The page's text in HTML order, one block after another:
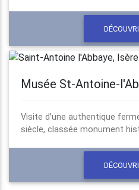
Musée St-Antoine-
Visite d’une authentique
siècle, classée monument